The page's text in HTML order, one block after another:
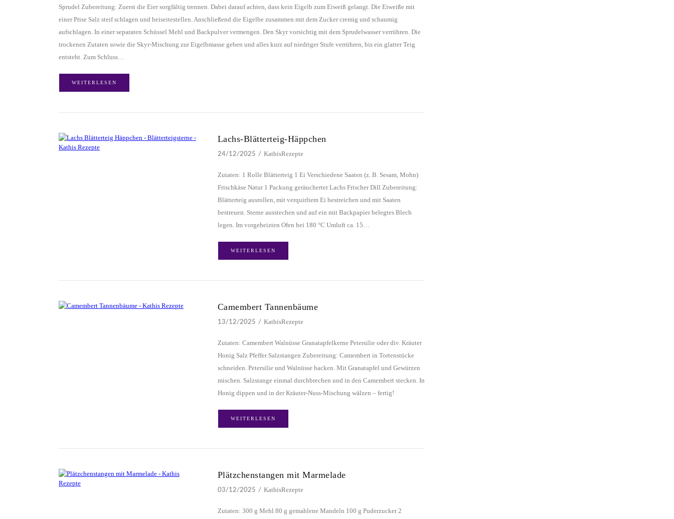
Sprudel Zubereitung: Zuerst die Eier sorgfältig trennen. Dabei darauf achten, dass kein Eigelb zum Eiweiß gelangt. Die Eiweiße mit
einer Prise Salz steif schlagen und beiseitestellen. Anschließend die Eigelbe zusammen mit dem Zucker cremig und schaumig
aufschlagen. In einer separaten Schüssel Mehl und Backpulver vermengen. Den Skyr vorsichtig mit dem Sprudelwasser verrühren. Die
trockenen Zutaten sowie die Skyr-Mischung zur Eigelbmasse geben und alles kurz auf niedriger Stufe verrühren, bis ein glatter Teig
entsteht. Zum Schluss…
WEITERLESEN
Lachs-Blätterteig-Häppchen
24/12/2025 KathisRezepte
Zutaten: 1 Rolle Blätterteig 1 Ei Verschiedene Saaten (z. B. Sesam, Mohn)
Frischkäse Natur 1 Packung geräucherter Lachs Frischer Dill Zubereitung:
Blätterteig ausrollen, mit verquirltem Ei bestreichen und mit Saaten
bestreuen. Sterne ausstechen und auf ein mit Backpapier belegtes Blech
legen. Im vorgeheizten Ofen bei 180 °C Umluft ca. 15…
WEITERLESEN
Camembert Tannenbäume
13/12/2025 KathisRezepte
Zutaten: Camembert Walnüsse Granatapfelkerne Petersilie oder div. Kräuter
Honig Salz Pfeffer Salzstangen Zubereitung: Camembert in Tortenstücke
schneiden. Petersilie und Walnüsse hacken. Mit Granatapfel und Gewürzen
mischen. Salzstange einmal durchbrechen und in den Camembert stecken. In
Honig dippen und in der Kräuter-Nuss-Mischung wälzen – fertig!
WEITERLESEN
Plätzchenstangen mit Marmelade
03/12/2025 KathisRezepte
Zutaten: 300 g Mehl 80 g gemahlene Mandeln 100 g Puderzucker 2